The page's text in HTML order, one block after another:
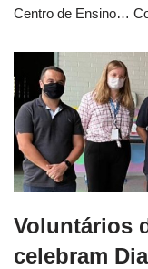
Centro de Ensino…
Voluntários
celebram